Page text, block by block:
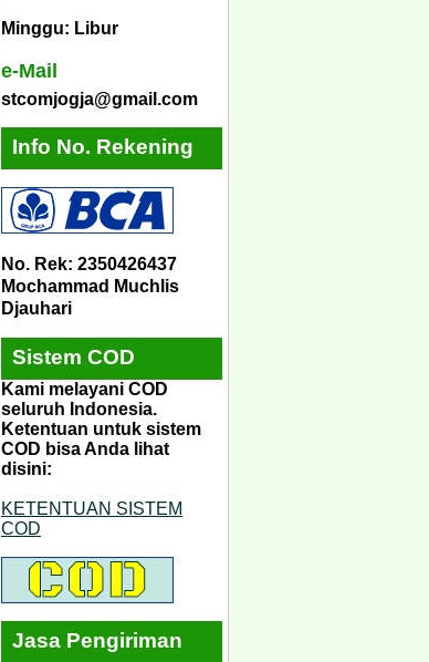
Minggu: Libur
e-Mail
stcomjogja@gmail.com
Info No. Rekening
No. Rek: 2350426437
Mochammad Muchlis
Djauhari
Sistem COD
Kami melayani COD
seluruh Indonesia.
Ketentuan untuk sistem
COD bisa Anda lihat
disini:
KETENTUAN SISTEM
COD
Jasa Pengiriman